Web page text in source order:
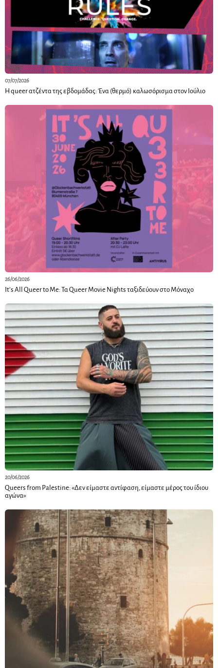
07/07/2026
Η queer ατζέντα της εβδομάδας: Ένα (θερμό) καλωσόρισμα στον Ιούλιο
26/06/2026
It’s All Queer to Me: Τα Queer Movie Nights ταξιδεύουν στο Μόναχο
20/06/2026
Queers from Palestine: «Δεν είμαστε αντίφαση, είμαστε μέρος του ίδιου
αγώνα»